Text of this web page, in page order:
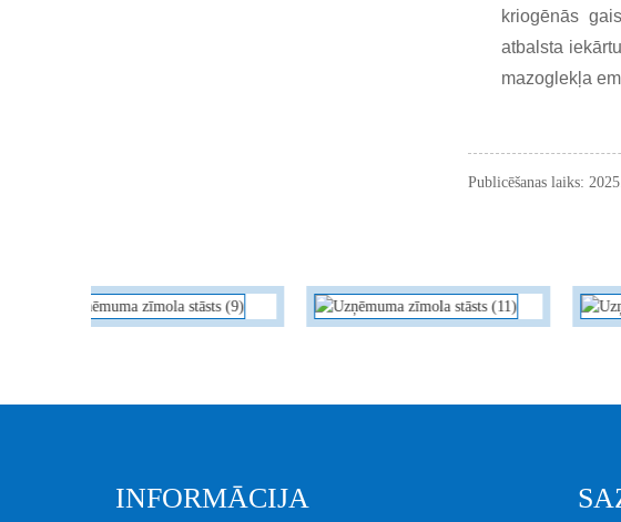
kriogēnās
atbalsta
mazoglekļa
Publicēšanas laiks:
INFORMĀCIJA